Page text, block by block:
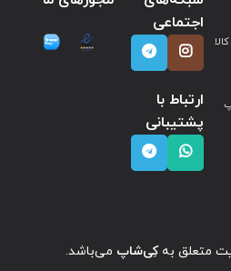
اجتماعی
ارتباط با
پشتیبانی
متعلق بهکِی‌شاپ می‌باشد.